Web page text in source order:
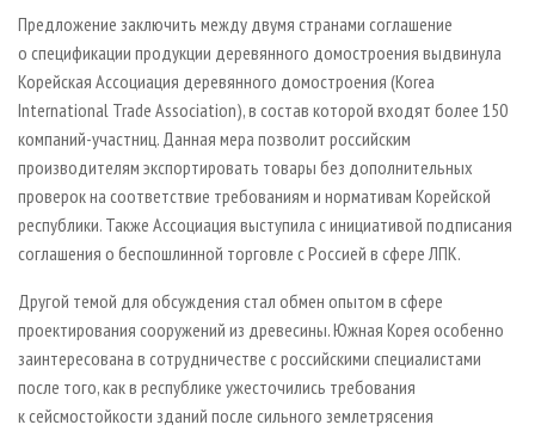
БИОЭНЕРГЕТИКА
ЦБП
ИНСТРУМЕНТ И МАТЕРИАЛЫ
RUSSIAN FORESTRY REVIEW
ГАЗЕТА ЛЕСПРОМФОРУМ
БИБЛИОТЕКА СПЕЦИАЛИСТА
Предложение заключить между двумя странами соглашение
о спецификации продукции деревянного домостроения выдвинула
Корейская Ассоциация деревянного домостроения (Korea
International Trade Association), в состав которой входят более 150
компаний-участниц. Данная мера позволит российским
производителям экспортировать товары без дополнительных
проверок на соответствие требованиям и нормативам Корейской
республики. Также Ассоциация выступила с инициативой подписания
соглашения о беспошлинной торговле с Россией в сфере ЛПК.
Другой темой для обсуждения стал обмен опытом в сфере
проектирования сооружений из древесины. Южная Корея особенно
заинтересована в сотрудничестве с российскими специалистами
после того, как в республике ужесточились требования
к сейсмостойкости зданий после сильного землетрясения